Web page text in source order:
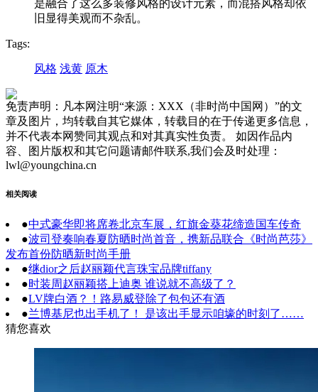
是融合了这么多装修风格的设计元素，而混搭风格却依
旧显得美观而不杂乱。
Tags:
风格 浅黄 原木
免责声明：凡本网注明“来源：XXX（非时尚中国网）”的文
章及图片，均转载自其它媒体，转载目的在于传递更多信息，
并不代表本网赞同其观点和对其真实性负责。 如因作品内
容、图片版权和其它问题请邮件联系,我们会及时处理：
lwl@youngchina.cn
相关阅读
●中式豪华即将席卷北京车展，红旗金葵花缔造国车传奇
●波司登奏响春夏防晒时尚首音，携新品联合《时尚芭莎》
发布首份防晒新时尚手册
●继dior之后赵丽颖代言珠宝品牌tiffany
●时装周赵丽颖搭上迪奥 谁说就不高级了？
●LV牌白酒？！路易威登除了包包还有酒
●兰博基尼也出手机了！ 是该出手显示咱壕的时刻了……
猜您喜欢